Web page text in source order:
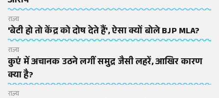
राज्य
'बेटी हो तो केंद्र को दोष देते हैं', ऐसा क्यों बोले BJP MLA?
राज्य
कुएं में अचानक उठने लगीं समुद्र जैसी लहरें, आखिर कारण
क्या है?
राज्य